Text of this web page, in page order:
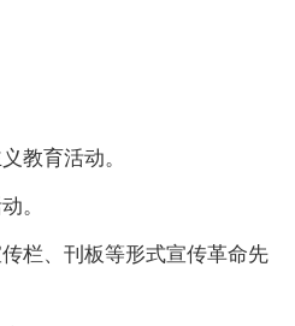
教育活动。
。
栏、刊板等形式宣传革命先